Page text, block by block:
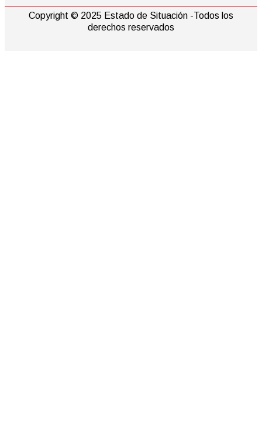
Copyright © 2025 Estado de Situación -Todos los
derechos reservados